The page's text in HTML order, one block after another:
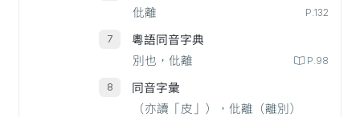
仳離
P.132
粵語同音字典
別也，仳離
P.98
同音字彙
（亦讀「皮」），仳離（離別）